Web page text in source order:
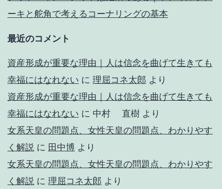
ーキと舵角で考えるコーナリングの基本
最近のコメント
資産形成が重要な理由｜人は信念を曲げて生きても
幸福にはなれない に 理屈コネ太郎 より
資産形成が重要な理由｜人は信念を曲げて生きても
幸福にはなれない に 中村 直樹 より
女系天皇の問題点、女性天皇の問題点、わかりやす
く解説 に 田中博 より
女系天皇の問題点、女性天皇の問題点、わかりやす
く解説 に 理屈コネ太郎 より